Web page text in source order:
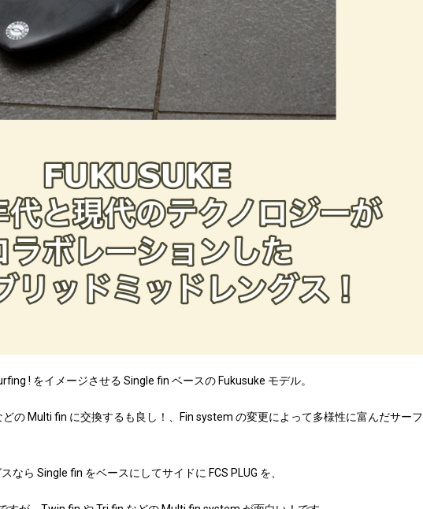
! をイメージさせる Single fin ベースの Fukusuke モデル。
の Multi fin に交換するも良し！、Fin system の変更によって多様性に富んだサーフ
なら Single fin をベースにしてサイドに FCS PLUG を、